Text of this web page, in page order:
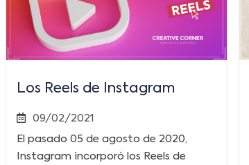
Los Reels de Instagram
09/02/2021
El pasado 05 de agosto de 2020,
Instagram incorporó los Reels de